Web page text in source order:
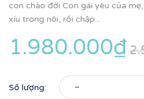
con chào đời Con gái yêu của
xíu trong nôi, rồi chập...
1.980.000₫
Số lượng: -